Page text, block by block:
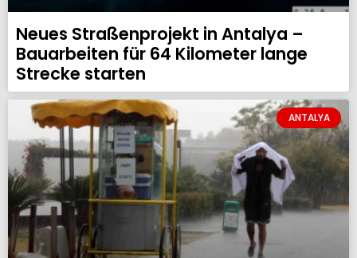
Neues Straßenprojekt in Antalya –
Bauarbeiten für 64 Kilometer lange
Strecke starten
ANTALYA